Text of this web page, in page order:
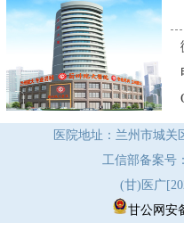
医院地址：兰州市城关
工信部备案号：
(甘)医广
甘公网安